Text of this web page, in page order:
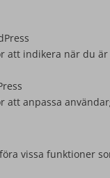
att indikera när du
att anpassa
vissa funktioner